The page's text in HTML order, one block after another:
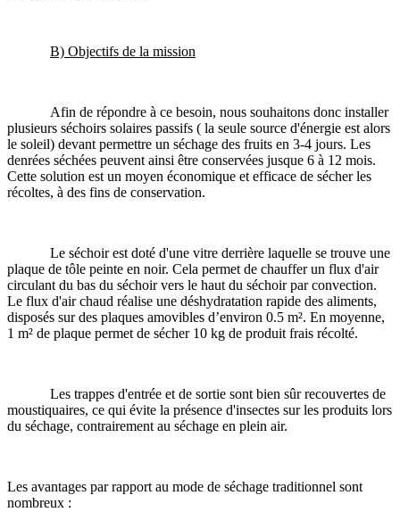
B) Objectifs de la mission
Afin de répondre à ce besoin, nous souhaitons donc installer
plusieurs séchoirs solaires passifs ( la seule source d'énergie est alors
le soleil) devant permettre un séchage des fruits en 3-4 jours. Les
denrées séchées peuvent ainsi être conservées jusque 6 à 12 mois.
Cette solution est un moyen économique et efficace de sécher les
récoltes, à des fins de conservation.
Le séchoir est doté d'une vitre derrière laquelle se trouve une
plaque de tôle peinte en noir. Cela permet de chauffer un flux d'air
circulant du bas du séchoir vers le haut du séchoir par convection.
Le flux d'air chaud réalise une déshydratation rapide des aliments,
disposés sur des plaques amovibles d’environ 0.5 m². En moyenne,
1 m² de plaque permet de sécher 10 kg de produit frais récolté.
Les trappes d'entrée et de sortie sont bien sûr recouvertes de
moustiquaires, ce qui évite la présence d'insectes sur les produits lors
du séchage, contrairement au séchage en plein air.
Les avantages par rapport au mode de séchage traditionnel sont
nombreux :